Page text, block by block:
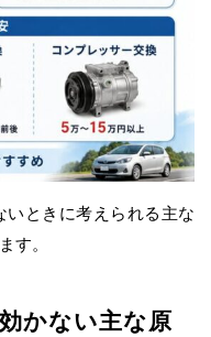
ときに考えられる主な
す。
かない主な原